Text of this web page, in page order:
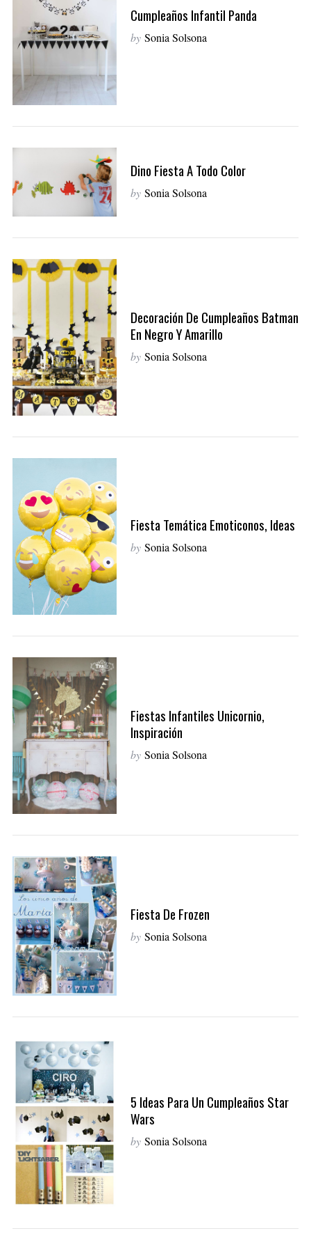
Cumpleaños Infantil Panda
by Sonia Solsona
Dino Fiesta A Todo Color
by Sonia Solsona
Decoración De Cumpleaños Batman
En Negro Y Amarillo
by Sonia Solsona
Fiesta Temática Emoticonos, Ideas
by Sonia Solsona
Fiestas Infantiles Unicornio,
Inspiración
by Sonia Solsona
Fiesta De Frozen
by Sonia Solsona
5 Ideas Para Un Cumpleaños Star
Wars
by Sonia Solsona